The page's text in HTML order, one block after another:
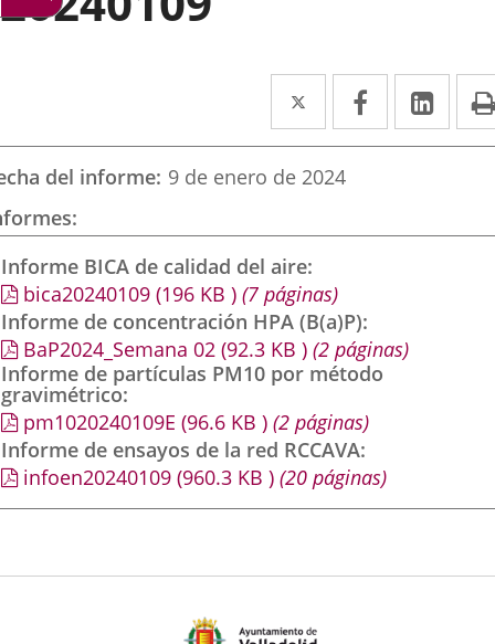
Twitter
Enlace
a
una
externa.
Facebook
Enlace
a
externa.
a
del informe 9 de enero de 2024
Informe BICA de calidad del aire
bica20240109 (196 KB ) (7 páginas)
Informe de concentración HPA (B(a)P)
BaP2024_Semana 02 (92.3 KB ) (2 páginas)
Informe de partículas PM10 por método
gravimétrico
pm1020240109E (96.6 KB ) (2 páginas)
Informe de ensayos de la red RCCAVA
infoen20240109 (960.3 KB ) (20 páginas)